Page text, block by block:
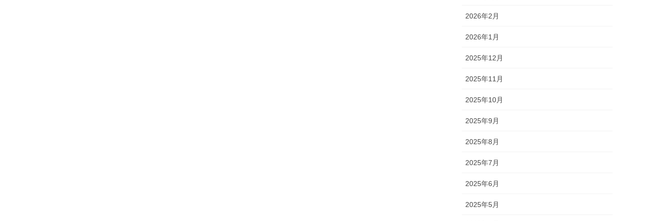
2026年2月
2026年1月
2025年12月
2025年11月
2025年10月
2025年9月
2025年8月
2025年7月
2025年6月
2025年5月